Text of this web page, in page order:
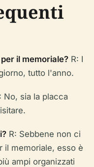
il memoriale? R: I
tutto l'anno.
No, sia la placca
R: Sebbene non ci
il memoriale, esso è
ampi organizzati